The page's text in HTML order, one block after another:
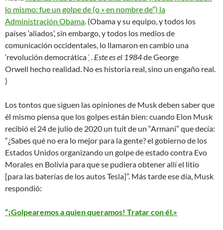
lo mismo: fue un golpe de (o » en nombre de”) la
Administración Obama. (Obama y su equipo, y todos los
países ‘aliados’, sin embargo, y todos los medios de
comunicación occidentales, lo llamaron en cambio una
‘revolución democrática‘. Este es el 1984de George
Orwell hecho realidad. No es historia real, sino un engaño real.
)
Los tontos que siguen las opiniones de Musk deben saber que
él mismo piensa que los golpes están bien: cuando Elon Musk
recibió el 24 de julio de 2020 un tuit de un “Armani” que decía:
“¿Sabes qué no era lo mejor para la gente? el gobierno de los
Estados Unidos organizando un golpe de estado contra Evo
Morales en Bolivia para que se pudiera obtener allí el litio
[para las baterías de los autos Tesla]”. Más tarde ese día, Musk
respondió:
“¡Golpearemos a quien queramos! Tratar con él.»